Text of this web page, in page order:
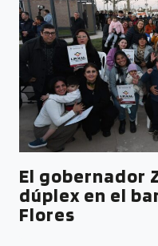
El gobernador
dúplex en el
Flores